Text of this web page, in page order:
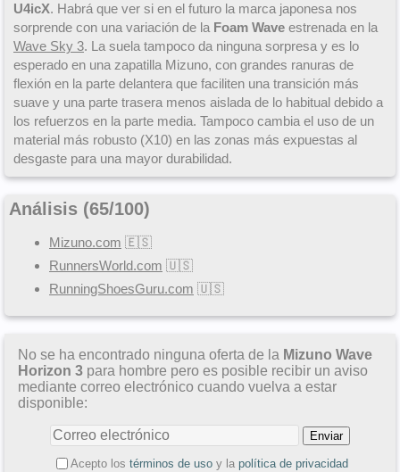
U4icX. Habrá que ver si en el futuro la marca japonesa nos
sorprende con una variación de la Foam Wave estrenada en la
Wave Sky 3. La suela tampoco da ninguna sorpresa y es lo
esperado en una zapatilla Mizuno, con grandes ranuras de
flexión en la parte delantera que faciliten una transición más
suave y una parte trasera menos aislada de lo habitual debido a
los refuerzos en la parte media. Tampoco cambia el uso de un
material más robusto (X10) en las zonas más expuestas al
desgaste para una mayor durabilidad.
Análisis (65/100)
Mizuno.com 🇪🇸
RunnersWorld.com 🇺🇸
RunningShoesGuru.com 🇺🇸
No se ha encontrado ninguna oferta de la Mizuno Wave
Horizon 3 para hombre pero es posible recibir un aviso
mediante correo electrónico cuando vuelva a estar
disponible:
Acepto los términos de usoy la política de privacidad